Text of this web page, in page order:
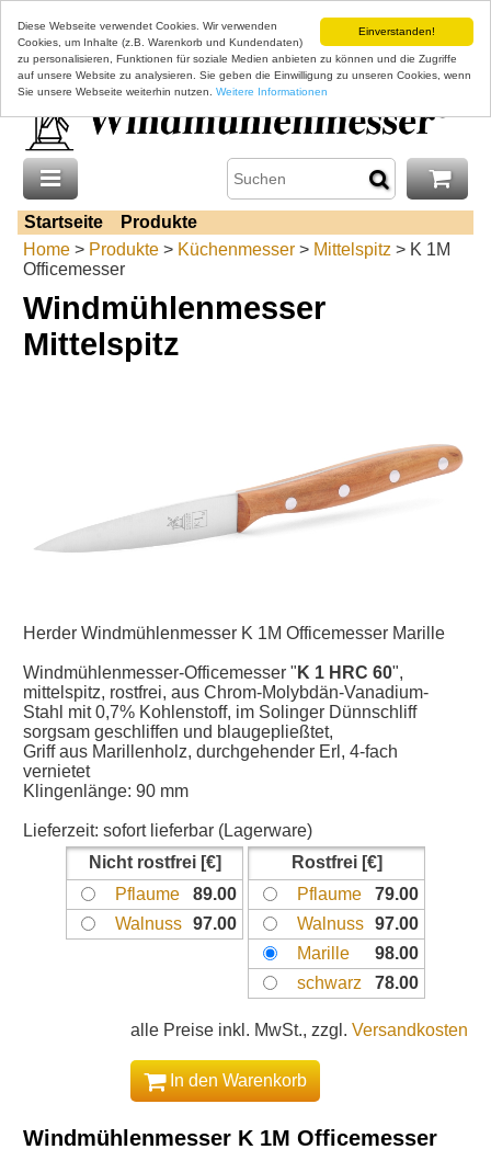
Einverstanden!
Diese Webseite verwendet Cookies. Wir verwenden
Cookies, um Inhalte (z.B. Warenkorb und Kundendaten)
zu personalisieren, Funktionen für soziale Medien anbieten zu können und die Zugriffe
auf unsere Website zu analysieren. Sie geben die Einwilligung zu unseren Cookies, wenn
Sie unsere Webseite weiterhin nutzen. Weitere Informationen
Startseite
Produkte
Home > Produkte > Küchenmesser > Mittelspitz > K 1M
Officemesser
Windmühlenmesser
Mittelspitz
Herder Windmühlenmesser K 1M Officemesser Marille
Windmühlenmesser-Officemesser " K 1 HRC 60",
mittelspitz, rostfrei, aus Chrom-Molybdän-Vanadium-
Stahl mit 0,7% Kohlenstoff, im Solinger Dünnschliff
sorgsam geschliffen und blaugepließtet,
Griff aus Marillenholz, durchgehender Erl, 4-fach
vernietet
Klingenlänge: 90 mm
Lieferzeit: sofort lieferbar (Lagerware)
Nicht rostfrei
Pflaume
89.00
Walnuss
97.00
Rostfrei
Pflaume
79.00
Walnuss
97.00
Marille
98.00
schwarz
78.00
alle Preise inkl. MwSt., zzgl. Versandkosten
In den Warenkorb
Windmühlenmesser K 1M Officemesser